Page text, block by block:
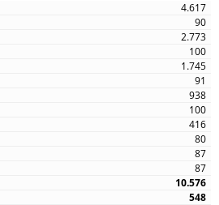
4.617
90
2.773
100
1.745
91
938
100
416
80
87
87
10.576
548